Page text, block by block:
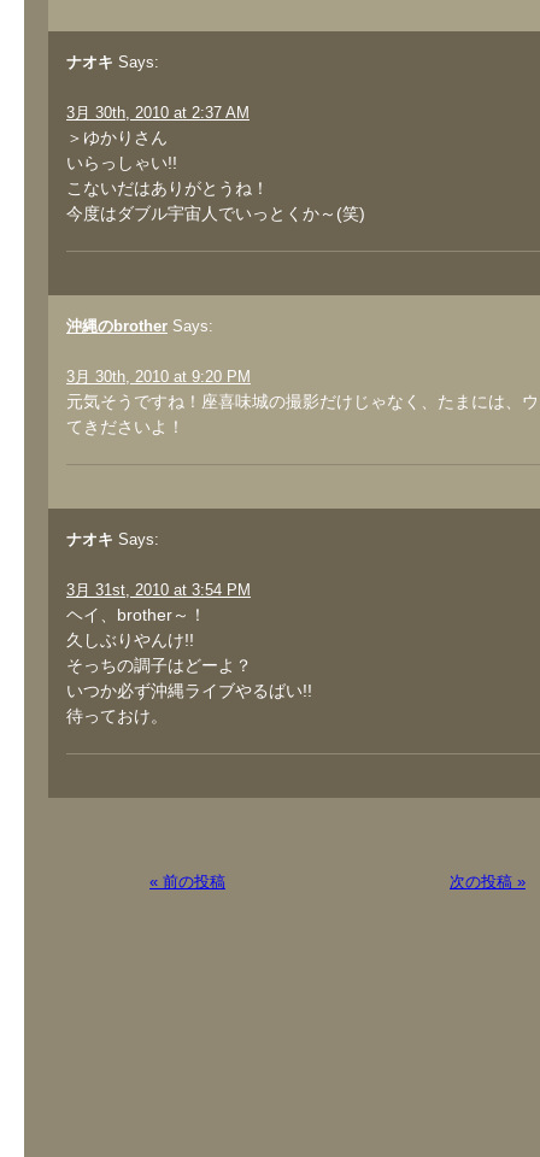
ナオキ Says:
3月 30th, 2010 at 2:37 AM
＞ゆかりさん
いらっしゃい!!
こないだはありがとうね！
今度はダブル宇宙人でいっとくか～(笑)
沖縄のbrother Says:
3月 30th, 2010 at 9:20 PM
元気そうですね！座喜味城の撮影だけじゃなく、たまには、
てきださいよ！
ナオキ Says:
3月 31st, 2010 at 3:54 PM
ヘイ、brother～！
久しぶりやんけ!!
そっちの調子はどーよ？
いつか必ず沖縄ライブやるばい!!
待っておけ。
« 前の投稿 次の投稿 »